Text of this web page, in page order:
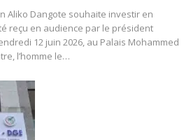
Aliko Dangote souhaite investir en
reçu en audience par le président
12 juin 2026, au Palais Mohammed
l’homme le…